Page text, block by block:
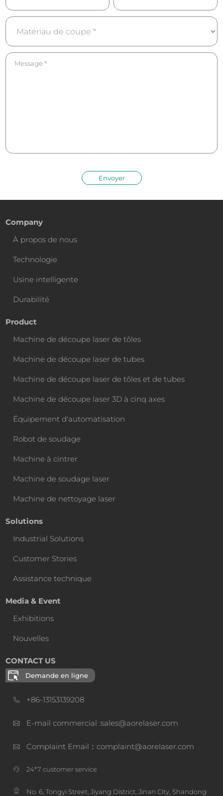
Envoyer
Company
À propos de nous
Technologie
Usine intelligente
Durabilité
Product
Machine de découpe laser de tôles
Machine de découpe laser de tubes
Machine de découpe laser de tôles et de tubes
Machine de découpe laser 3D à cinq axes
Équipement d'automatisation
Robot de soudage
Machine à cintrer
Machine de soudage laser
Machine de nettoyage laser
Solutions
Industrial Solutions
Customer Stories
Assistance technique
Media & Event
Exhibitions
Nouvelles
CONTACT US
Demande en ligne
+86-13153139208
E-mail commercial :sales@aorelaser.com
Complaint Email：complaint@aorelaser.com
24*7 customer service
No. 6, Tongyi Street, Jiyang District, Jinan City, Shandong